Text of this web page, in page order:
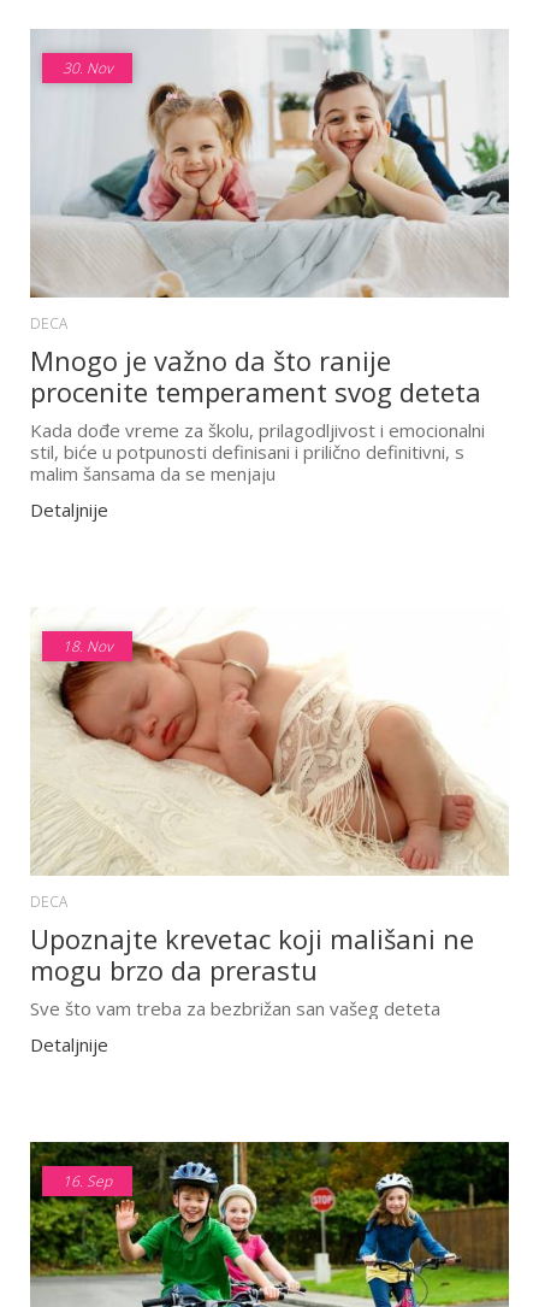
30. Nov
DECA
Mnogo je važno da što ranije
procenite temperament svog deteta
Kada dođe vreme za školu, prilagodljivost i emocionalni
stil, biće u potpunosti definisani i prilično definitivni, s
malim šansama da se menjaju
Detaljnije
18. Nov
DECA
Upoznajte krevetac koji mališani ne
mogu brzo da prerastu
Sve što vam treba za bezbrižan san vašeg deteta
Detaljnije
16. Sep